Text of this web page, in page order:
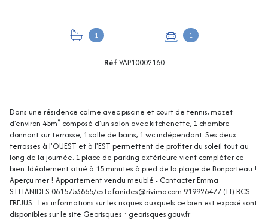
1 1
RéfVAP10002160
Dans une résidence calme avec piscine et court de tennis, mazet
d'environ 45m² composé d'un salon avec kitchenette, 1 chambre
donnant sur terrasse, 1 salle de bains, 1 wc indépendant. Ses deux
terrasses à l'OUEST et à l'EST permettent de profiter du soleil tout au
long de la journée. 1 place de parking extérieure vient compléter ce
bien. Idéalement situé à 15 minutes à pied de la plage de Bonporteau !
Aperçu mer ! Appartement vendu meublé - Contacter Emma
STEFANIDES 0615753865/estefanides@rivimo.com 919926477 (EI) RCS
FREJUS - Les informations sur les risques auxquels ce bien est exposé sont
disponibles sur le site Georisques : georisques.gouv.fr